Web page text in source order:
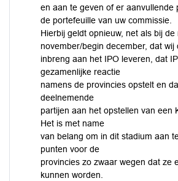
en aan te geven of er aanvullende
de portefeuille van uw commissie.
Hierbij geldt opnieuw, net als bij
november/begin december, dat wij
inbreng aan het IPO leveren, dat
gezamenlijke reactie
namens de provincies opstelt en
deelnemende
partijen aan het opstellen van een
Het is met name
van belang om in dit stadium aan
punten voor de
provincies zo zwaar wegen dat ze
kunnen worden.